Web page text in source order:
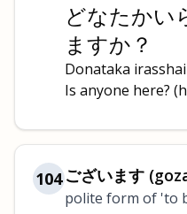
どなたかい
ますか？
Donataka
Is anyone here?
104 ございます
polite form of 'to